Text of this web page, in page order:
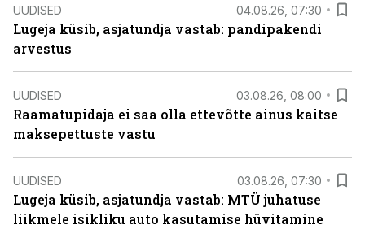
UUDISED 04.08.26, 07:30
Lugeja küsib, asjatundja vastab: pandipakendi
arvestus
UUDISED 03.08.26, 08:00
Raamatupidaja ei saa olla ettevõtte ainus kaitse
maksepettuste vastu
UUDISED 03.08.26, 07:30
Lugeja küsib, asjatundja vastab: MTÜ juhatuse
liikmele isikliku auto kasutamise hüvitamine